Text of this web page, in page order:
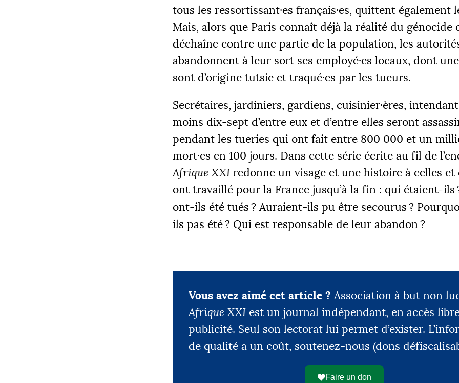
tous les ressortissant·es français·es, quittent également
Mais, alors que Paris connaît déjà la réalité du génocide
déchaîne contre une partie de la population, les
abandonnent à leur sort ses employé·es locaux, dont
sont d’origine tutsie et traqué·es par les tueurs.
Secrétaires, jardiniers, gardiens, cuisinier·ères, intendant
moins dix-sept d’entre eux et d’entre elles seront
pendant les tueries qui ont fait entre 800 000 et un
mort·es en 100 jours. Dans cette série écrite au fil de
Afrique XXI redonne un visage et une histoire à celles et
ont travaillé pour la France jusqu’à la fin : qui étaient-ils
ont-ils été tués? Auraient-ils pu être secourus?
ils pas été? Qui est responsable de leur abandon?
Vous avez aimé cet article ? Association à but non
Afrique XXI est un journal indépendant, en accès
publicité. Seul son lectorat lui permet d’exister.
de qualité a un coût, soutenez-nous (dons
Faire un don
COLLECTÉS
12 205 €
|
PALIER 1
5000 €
|
PALIER 2
10000 €
FAIRE UN DON